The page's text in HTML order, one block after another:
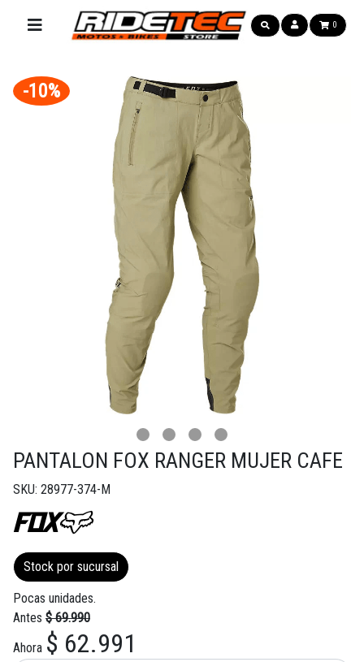
0
-10%
PANTALON FOX RANGER MUJER CAFE
SKU: 28977-374-M
Stock por sucursal
Pocas unidades.
Antes $ 69.990
Ahora $ 62.991